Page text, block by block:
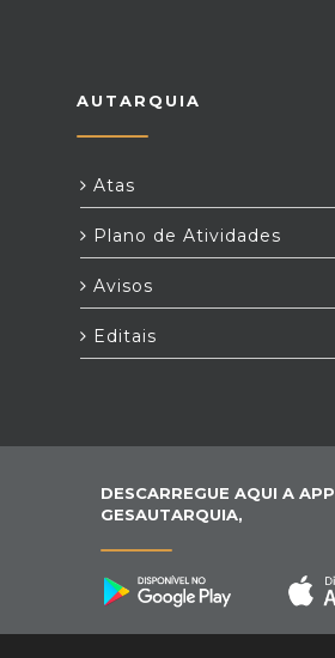
AUTARQUIA
Atas
Plano de Atividades
Avisos
Editais
DESCARREGUE AQUI A APP
GESAUTARQUIA,